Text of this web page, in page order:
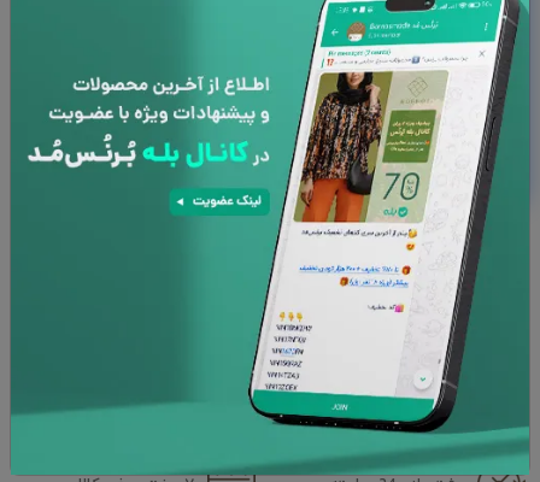
به دلیل سفارشی بودن کالا ، امکان مرجوعی
وجود ندارد
با توجه به تفاوت رنگ ها در صفحه نمایش
دستگاه های مختلف، ممکن است رنگ محصولات
در تصویر تا 10 درصد با واقعیت متفاوت باشد.
دونفره
یک و نیم نفره
محاسبه مجدد
افزودن به سبد خرید